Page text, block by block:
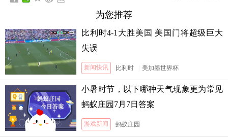
为您推荐
比利时4-1大胜美国 美国门将超级巨大
失误
新闻快讯 比利时 美加墨世界杯
小暑时节，以下哪种天气现象更为常见
蚂蚁庄园7月7日答案
游戏新闻 蚂蚁庄园